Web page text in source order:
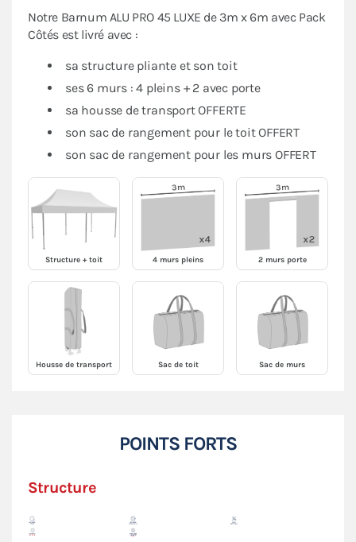
Notre Barnum ALU PRO 45 LUXE de 3m x 6m avec Pack
Côtés est livré avec :
sa structure pliante et son toit
ses 6 murs : 4 pleins + 2 avec porte
sa housse de transport OFFERTE
son sac de rangement pour le toit OFFERT
son sac de rangement pour les murs OFFERT
Structure + toit 4 murs pleins 2 murs porte
Housse de transport Sac de toit Sac de murs
POINTS FORTS
Structure